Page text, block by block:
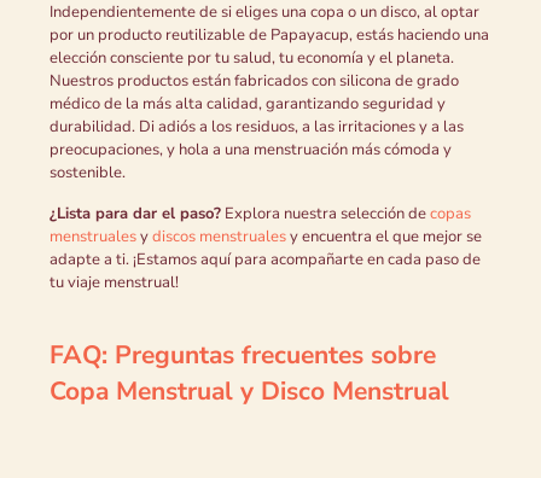
Independientemente de si eliges una copa o un disco, al optar
por un producto reutilizable de Papayacup, estás haciendo una
elección consciente por tu salud, tu economía y el planeta.
Nuestros productos están fabricados con silicona de grado
médico de la más alta calidad, garantizando seguridad y
durabilidad. Di adiós a los residuos, a las irritaciones y a las
preocupaciones, y hola a una menstruación más cómoda y
sostenible.
¿Lista para dar el paso?Explora nuestra selección decopas
menstrualesydiscos menstrualesy encuentra el que mejor se
adapte a ti. ¡Estamos aquí para acompañarte en cada paso de
tu viaje menstrual!
FAQ: Preguntas frecuentes sobre
Copa Menstrual y Disco Menstrual